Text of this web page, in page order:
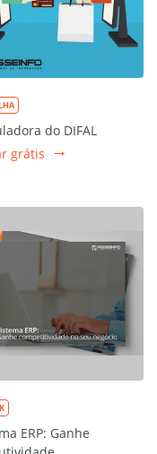
do DIFAL
grátis
ERP: Ganhe